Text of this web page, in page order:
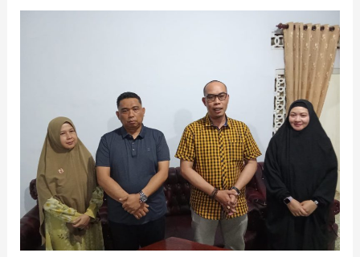
Hendri,
Ajak
Tim
Legowo
Terima